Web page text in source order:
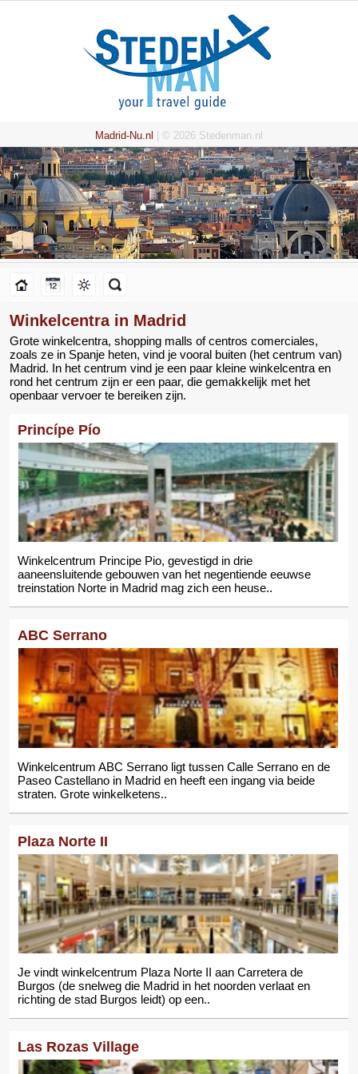
Madrid-Nu.nl | © 2026 Stedenman.nl
Winkelcentra in Madrid
Grote winkelcentra, shopping malls of centros comerciales,
zoals ze in Spanje heten, vind je vooral buiten (het centrum van)
Madrid. In het centrum vind je een paar kleine winkelcentra en
rond het centrum zijn er een paar, die gemakkelijk met het
openbaar vervoer te bereiken zijn.
Princípe Pío
Winkelcentrum Principe Pio, gevestigd in drie
aaneensluitende gebouwen van het negentiende eeuwse
treinstation Norte in Madrid mag zich een heuse..
ABC Serrano
Winkelcentrum ABC Serrano ligt tussen Calle Serrano en de
Paseo Castellano in Madrid en heeft een ingang via beide
straten. Grote winkelketens..
Plaza Norte II
Je vindt winkelcentrum Plaza Norte II aan Carretera de
Burgos (de snelweg die Madrid in het noorden verlaat en
richting de stad Burgos leidt) op een..
Las Rozas Village